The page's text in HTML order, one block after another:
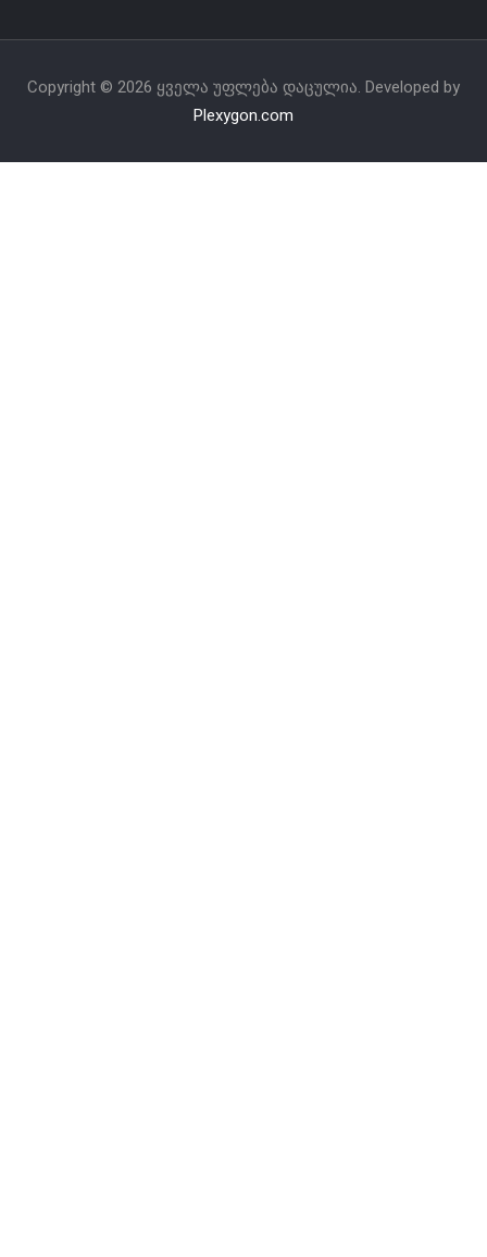
Copyright © 2026 ყველა უფლება დაცულია. Developed by
Plexygon.com